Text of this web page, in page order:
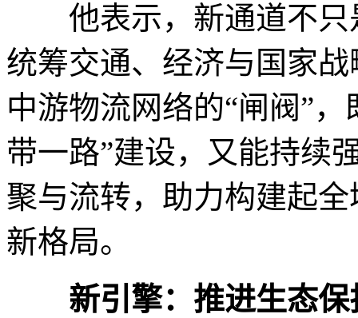
他表示，新通道不只
统筹交通、经济与国家
中游物流网络的“闸阀”
带一路”建设，又能持续
聚与流转，助力构建起
新格局。
新引擎：推进生态